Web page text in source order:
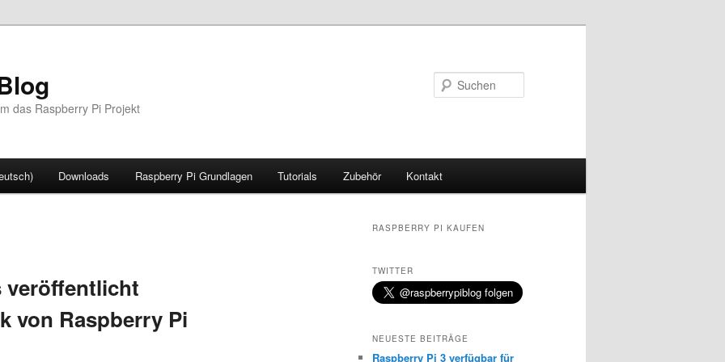
das Raspberry Pi Projekt
Downloads Raspberry Pi Grundlagen Tutorials Zubehör Kontakt
veröffentlicht
von Raspberry Pi
RASPBERRY PI KAUFEN
TWITTER
NEUESTE BEITRÄGE
Raspberry Pi 3 verfügbar für